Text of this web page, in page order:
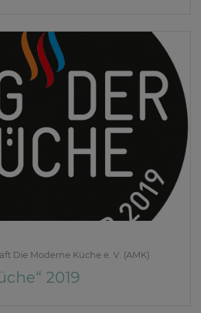
Die Moderne Küche e. V. (AMK)
2019